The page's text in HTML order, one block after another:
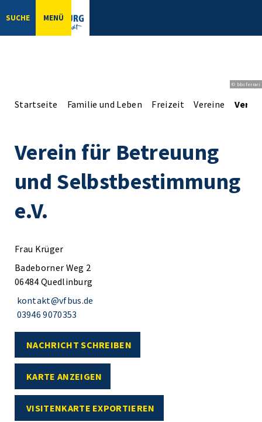
SUCHE MENÜ
© bbsferrari
Startseite Familie und Leben Freizeit Vereine
Verein für Betreuung
und Selbstbestimmung
e.V.
Frau Krüger
Badeborner Weg 2
06484 Quedlinburg
kontakt@vfbus.de
03946 9070353
NACHRICHT SCHREIBEN
KARTE ANZEIGEN
VISITENKARTE EXPORTIEREN